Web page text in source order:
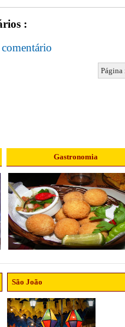
:
Gastronomia
São João